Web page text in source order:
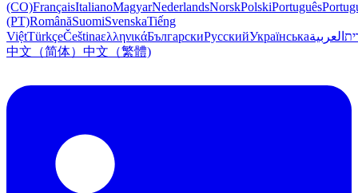
(CO)FrançaisItalianoMagyarNederlandsNorskPolskiPortuguês
(PT)RomânăSuomiSvenskaTiếng
ViệtTürkçeČeštinaελληνικάБългарскиРусскийУкраїнськаالعربية
中文（简体） 中文（繁體)